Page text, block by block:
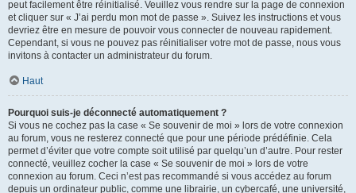
peut facilement être réinitialisé. Veuillez vous rendre sur la page de connexion
et cliquer sur « J’ai perdu mon mot de passe ». Suivez les instructions et vous
devriez être en mesure de pouvoir vous connecter de nouveau rapidement.
Cependant, si vous ne pouvez pas réinitialiser votre mot de passe, nous vous
invitons à contacter un administrateur du forum.
Haut
Pourquoi suis-je déconnecté automatiquement ?
Si vous ne cochez pas la case « Se souvenir de moi » lors de votre connexion
au forum, vous ne resterez connecté que pour une période prédéfinie. Cela
permet d’éviter que votre compte soit utilisé par quelqu’un d’autre. Pour rester
connecté, veuillez cocher la case « Se souvenir de moi » lors de votre
connexion au forum. Ceci n’est pas recommandé si vous accédez au forum
depuis un ordinateur public, comme une librairie, un cybercafé, une université,